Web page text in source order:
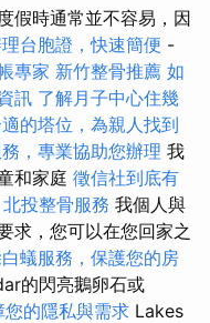
假時通常並不容易，因
台胞證，快速簡便 -
專家 新竹整骨推薦 如
訊 了解月子中心住幾
的塔位，為親人找到
，專業協助您辦理 我
和家庭 徵信社到底有
北投整骨服務 我個人與
求，您可以在您回家之
蟻服務，保護您的房
的閃亮鵝卵石或
的隱私與需求 Lakes